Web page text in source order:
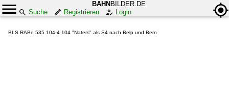
BAHN BILDER.DE
Suche
Registrieren Login
BLS RABe 535 104-4 104 "Naters" als S4 nach Belp und Bern